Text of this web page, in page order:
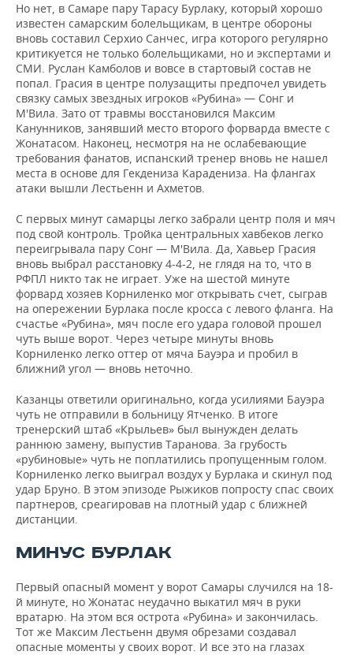
Но нет, в Самаре пару Тарасу Бурлаку, который хорошо
известен самарским болельщикам, в центре обороны
вновь составил Серхио Санчес, игра которого регулярно
критикуется не только болельщиками, но и экспертами и
СМИ. Руслан Камболов и вовсе в стартовый состав не
попал. Грасия в центре полузащиты предпочел увидеть
связку самых звездных игроков «Рубина» — Сонг и
М'Вила. Зато от травмы восстановился Максим
Канунников, занявший место второго форварда вместе с
Жонатасом. Наконец, несмотря на не ослабевающие
требования фанатов, испанский тренер вновь не нашел
места в основе для Гекдениза Карадениза. На флангах
атаки вышли Лестьенн и Ахметов.
С первых минут самарцы легко забрали центр поля и мяч
под свой контроль. Тройка центральных хавбеков легко
переигрывала пару Сонг — М'Вила. Да, Хавьер Грасия
вновь выбрал расстановку 4-4-2, не глядя на то, что в
РФПЛ никто так не играет. Уже на шестой минуте
форвард хозяев Корниленко мог открывать счет, сыграв
на опережении Бурлака после кросса с левого фланга. На
счастье «Рубина», мяч после его удара головой прошел
чуть выше ворот. Через четыре минуты вновь
Корниленко легко оттер от мяча Бауэра и пробил в
ближний угол — вновь неточно.
Казанцы ответили оригинально, когда усилиями Бауэра
чуть не отправили в больницу Ятченко. В итоге
тренерский штаб «Крыльев» был вынужден делать
раннюю замену, выпустив Таранова. За грубость
«рубиновые» чуть не поплатились пропущенным голом.
Корниленко легко выиграл воздух у Бурлака и скинул под
удар Бруно. В этом эпизоде Рыжиков попросту спас своих
партнеров, среагировав на плотный удар с ближней
дистанции.
МИНУС БУРЛАК
Первый опасный момент у ворот Самары случился на 18-
й минуте, но Жонатас неудачно выкатил мяч в руки
вратарю. На этом вся острота «Рубина» и закончилась.
Тот же Максим Лестьенн двумя обрезами создавал
опасные моменты у своих ворот. И все это на глазах